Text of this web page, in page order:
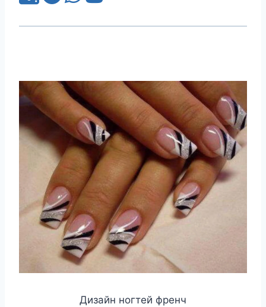
Дизайн ногтей френч